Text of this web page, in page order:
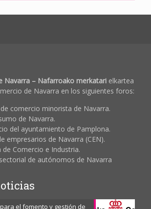
Navarra – Nafarroako merkatarielkartea
de Navarra en los siguientes foros:
comercio minorista de Navarra.
de Navarra.
del ayuntamiento de Pamplona.
empresarios de Navarra (CEN).
de Comercio e Industria.
de autónomos de Navarra
el fomento y gestión de